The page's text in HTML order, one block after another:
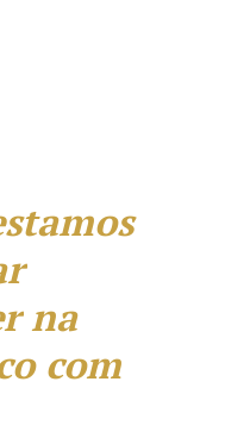
na
com